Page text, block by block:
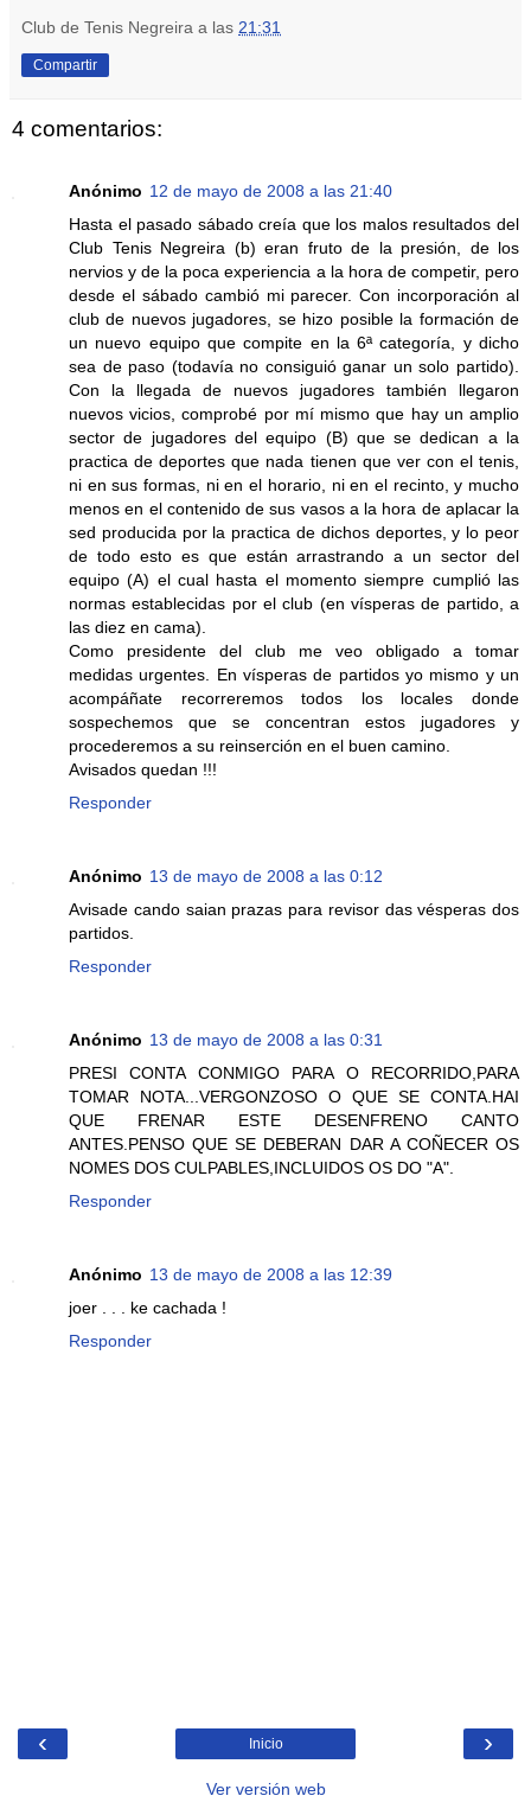
Club de Tenis Negreira a las 21:31
Compartir
4 comentarios:
Anónimo 12 de mayo de 2008 a las 21:40
Hasta el pasado sábado creía que los malos resultados del
Club Tenis Negreira (b) eran fruto de la presión, de los
nervios y de la poca experiencia a la hora de competir, pero
desde el sábado cambió mi parecer. Con incorporación al
club de nuevos jugadores, se hizo posible la formación de
un nuevo equipo que compite en la 6ª categoría, y dicho
sea de paso (todavía no consiguió ganar un solo partido).
Con la llegada de nuevos jugadores también llegaron
nuevos vicios, comprobé por mí mismo que hay un amplio
sector de jugadores del equipo (B) que se dedican a la
practica de deportes que nada tienen que ver con el tenis,
ni en sus formas, ni en el horario, ni en el recinto, y mucho
menos en el contenido de sus vasos a la hora de aplacar la
sed producida por la practica de dichos deportes, y lo peor
de todo esto es que están arrastrando a un sector del
equipo (A) el cual hasta el momento siempre cumplió las
normas establecidas por el club (en vísperas de partido, a
las diez en cama).
Como presidente del club me veo obligado a tomar
medidas urgentes. En vísperas de partidos yo mismo y un
acompáñate recorreremos todos los locales donde
sospechemos que se concentran estos jugadores y
procederemos a su reinserción en el buen camino.
Avisados quedan !!!
Responder
Anónimo 13 de mayo de 2008 a las 0:12
Avisade cando saian prazas para revisor das vésperas dos
partidos.
Responder
Anónimo 13 de mayo de 2008 a las 0:31
PRESI CONTA CONMIGO PARA O RECORRIDO,PARA
TOMAR NOTA...VERGONZOSO O QUE SE CONTA.HAI
QUE FRENAR ESTE DESENFRENO CANTO
ANTES.PENSO QUE SE DEBERAN DAR A COÑECER OS
NOMES DOS CULPABLES,INCLUIDOS OS DO "A".
Responder
Anónimo 13 de mayo de 2008 a las 12:39
joer . . . ke cachada !
Responder
‹ ›
Inicio
Ver versión web